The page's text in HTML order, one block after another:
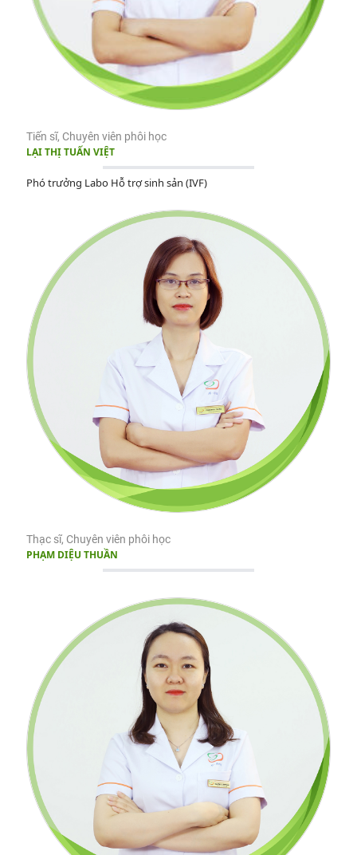
Tiến sĩ, Chuyên viên phôi học
LẠI THỊ TUẤN VIỆT
Phó trưởng Labo Hỗ trợ sinh sản (IVF)
Thạc sĩ, Chuyên viên phôi học
PHẠM DIỆU THUẦN